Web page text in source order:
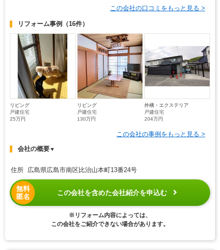
この会社の口コミをもっと見る >
リフォーム事例 （16件）
リビング
戸建住宅
25万円
リビング
戸建住宅
130万円
外構・エクステリア
戸建住宅
204万円
この会社の事例をもっと見る >
会社の概要▼
住所 広島県広島市南区比治山本町13番24号
無料
匿名
この会社を含めた会社紹介を申込む
※リフォーム内容によっては、
この会社をご紹介できない場合があります。